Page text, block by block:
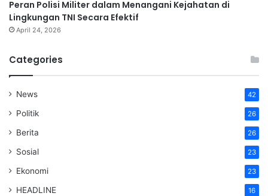
Peran Polisi Militer dalam Menangani Kejahatan di
Lingkungan TNI Secara Efektif
April 24, 2026
Categories
News 42
Politik 26
Berita 26
Sosial 23
Ekonomi 23
HEADLINE 16